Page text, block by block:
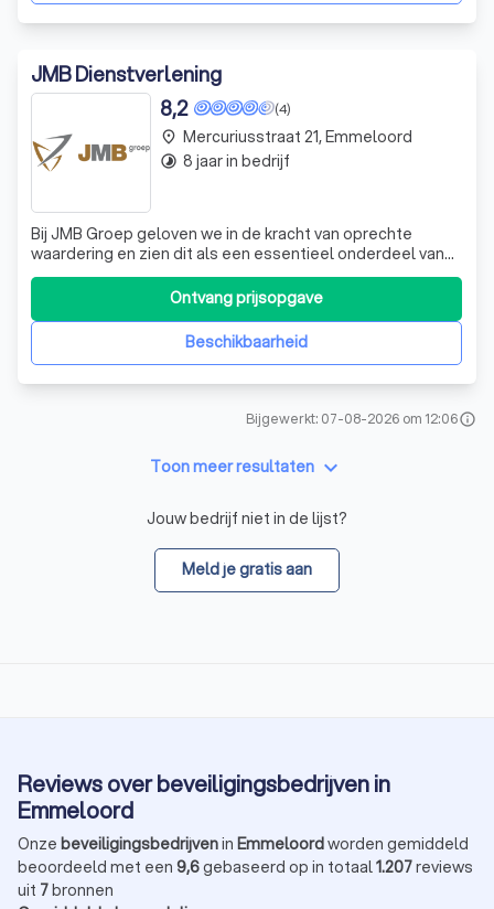
JMB Dienstverlening
(4)
8,2
Bij JMB Groep geloven we in de kracht van oprechte
waardering en zien dit als een essentieel onderdeel van
onze bedrijfscultuur. We streven ernaar om niet alleen
uitstekende arbeidsvoorwaarden te bieden, maar ook een
omgeving waarin het sociale aspect zwaar weegt. We
verwachten van iedereen binnen o
Beschikbaarheid
Ontvang prijsopgave
place Mercuriusstraat 21, Emmeloord
timelapse 8 jaar in bedrijf
Bijgewerkt: 07-08-2026 om 12:06info
Toon meer resultaten keyboard_arrow_down
Jouw bedrijf niet in de lijst?
Meld je gratis aan
Reviews over beveiligingsbedrijven in
Emmeloord
Onze beveiligingsbedrijvenin Emmeloordworden gemiddeld
beoordeeld met een 9,6gebaseerd op in totaal1.207reviews
uit 7bronnen